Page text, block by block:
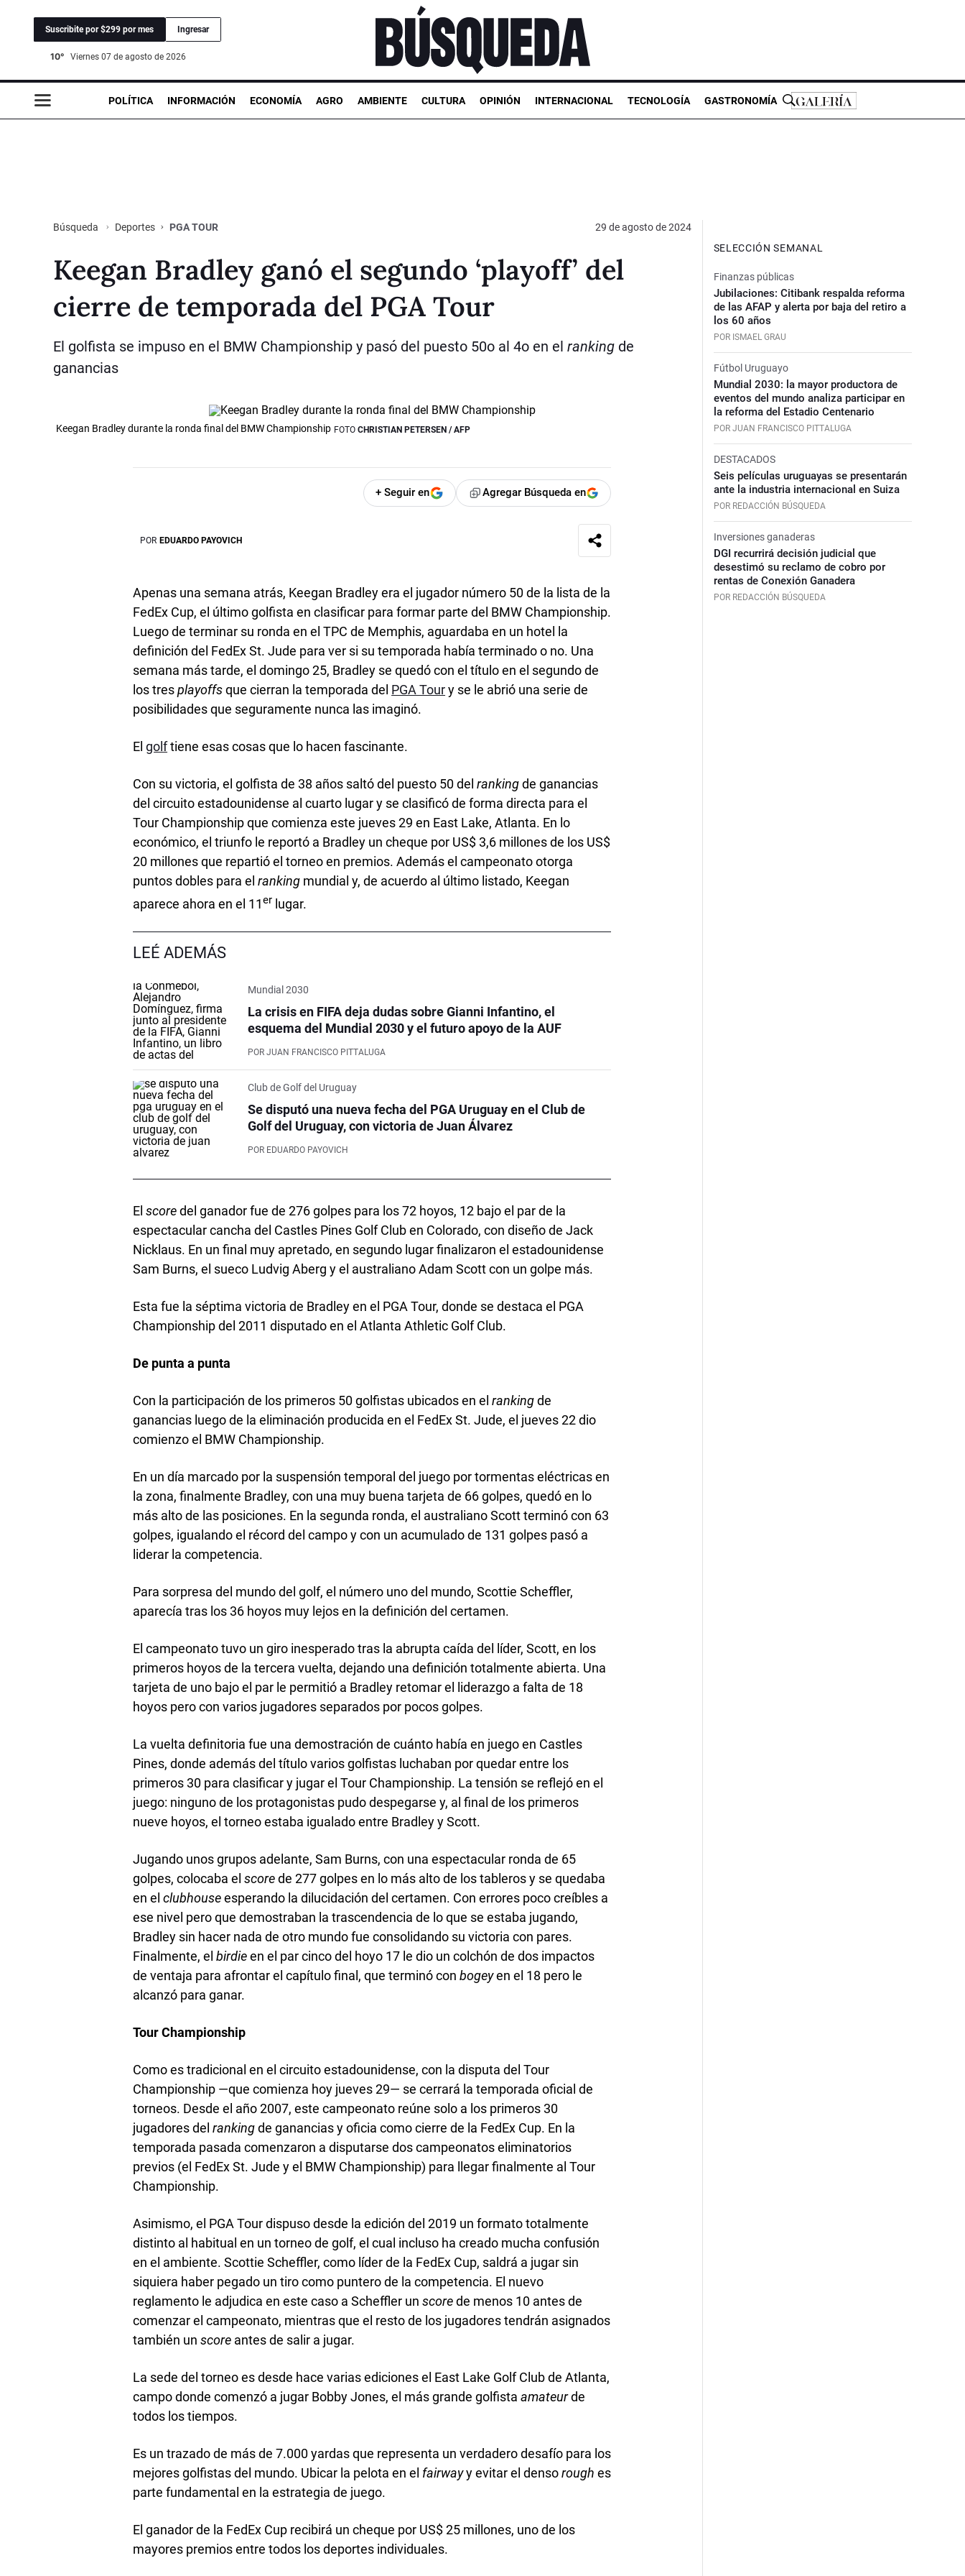
Suscribite por $299 por mes Ingresar
10° viernes 07 de agosto de 2026
POLÍTICA INFORMACIÓN ECONOMÍA AGRO AMBIENTE CULTURA OPINIÓN INTERNACIONAL TECNOLOGÍA GASTRONOMÍA
Búsqueda Deportes PGA TOUR 29 de agosto de 2024
Keegan Bradley ganó el segundo ‘playoff’ del
cierre de temporada del PGA Tour
El golfista se impuso en el BMW Championship y pasó del puesto 50o al 4o en el ranking de
ganancias
Keegan Bradley durante la ronda final del BMW Championship FOTO CHRISTIAN PETERSEN / AFP
+ Seguir en Agregar Búsqueda en
POR EDUARDO PAYOVICH
Apenas una semana atrás, Keegan Bradley era el jugador número 50 de la lista de la
FedEx Cup, el último golfista en clasificar para formar parte del BMW Championship.
Luego de terminar su ronda en el TPC de Memphis, aguardaba en un hotel la
definición del FedEx St. Jude para ver si su temporada había terminado o no. Una
semana más tarde, el domingo 25, Bradley se quedó con el título en el segundo de
los tresplayoffsque cierran la temporada del PGA Toury se le abrió una serie de
posibilidades que seguramente nunca las imaginó.
Elgolftiene esas cosas que lo hacen fascinante.
Con su victoria, el golfista de 38 años saltó del puesto 50 delrankingde ganancias
del circuito estadounidense al cuarto lugar y se clasificó de forma directa para el
Tour Championship que comienza este jueves 29 en East Lake, Atlanta. En lo
económico, el triunfo le reportó a Bradley un cheque por US$ 3,6 millones de los US$
20 millones que repartió el torneo en premios. Además el campeonato otorga
puntos dobles para elranking mundial y, de acuerdo al último listado, Keegan
aparece ahora en el 11er lugar.
LEÉ ADEMÁS
Mundial 2030
La crisis en FIFA deja dudas sobre Gianni Infantino, el
esquema del Mundial 2030 y el futuro apoyo de la AUF
POR JUAN FRANCISCO PITTALUGA
Club de Golf del Uruguay
Se disputó una nueva fecha del PGA Uruguay en el Club de
Golf del Uruguay, con victoria de Juan Álvarez
POR EDUARDO PAYOVICH
Elscoredel ganador fue de 276 golpes para los 72 hoyos, 12 bajo el par de la
espectacular cancha del Castles Pines Golf Club en Colorado, con diseño de Jack
Nicklaus. En un final muy apretado, en segundo lugar finalizaron el estadounidense
Sam Burns, el sueco Ludvig Aberg y el australiano Adam Scott con un golpe más.
Esta fue la séptima victoria de Bradley en el PGA Tour, donde se destaca el PGA
Championship del 2011 disputado en el Atlanta Athletic Golf Club.
De punta a punta
Con la participación de los primeros 50 golfistas ubicados en elrankingde
ganancias luego de la eliminación producida en el FedEx St. Jude, el jueves 22 dio
comienzo el BMW Championship.
En un día marcado por la suspensión temporal del juego por tormentas eléctricas en
la zona, finalmente Bradley, con una muy buena tarjeta de 66 golpes, quedó en lo
más alto de las posiciones. En la segunda ronda, el australiano Scott terminó con 63
golpes, igualando el récord del campo y con un acumulado de 131 golpes pasó a
liderar la competencia.
Para sorpresa del mundo del golf, el número uno del mundo, Scottie Scheffler,
aparecía tras los 36 hoyos muy lejos en la definición del certamen.
El campeonato tuvo un giro inesperado tras la abrupta caída del líder, Scott, en los
primeros hoyos de la tercera vuelta, dejando una definición totalmente abierta. Una
tarjeta de uno bajo el par le permitió a Bradley retomar el liderazgo a falta de 18
hoyos pero con varios jugadores separados por pocos golpes.
La vuelta definitoria fue una demostración de cuánto había en juego en Castles
Pines, donde además del título varios golfistas luchaban por quedar entre los
primeros 30 para clasificar y jugar el Tour Championship. La tensión se reflejó en el
juego: ninguno de los protagonistas pudo despegarse y, al final de los primeros
nueve hoyos, el torneo estaba igualado entre Bradley y Scott.
Jugando unos grupos adelante, Sam Burns, con una espectacular ronda de 65
golpes, colocaba elscorede 277 golpes en lo más alto de los tableros y se quedaba
en elclubhouseesperando la dilucidación del certamen. Con errores poco creíbles a
ese nivel pero que demostraban la trascendencia de lo que se estaba jugando,
Bradley sin hacer nada de otro mundo fue consolidando su victoria con pares.
Finalmente, elbirdieen el par cinco del hoyo 17 le dio un colchón de dos impactos
de ventaja para afrontar el capítulo final, que terminó conbogeyen el 18 pero le
alcanzó para ganar.
Tour Championship
Como es tradicional en el circuito estadounidense, con la disputa del Tour
Championship —que comienza hoy jueves 29— se cerrará la temporada oficial de
torneos. Desde el año 2007, este campeonato reúne solo a los primeros 30
jugadores delrankingde ganancias y oficia como cierre de la FedEx Cup. En la
temporada pasada comenzaron a disputarse dos campeonatos eliminatorios
previos (el FedEx St. Jude y el BMW Championship) para llegar finalmente al Tour
Championship.
Asimismo, el PGA Tour dispuso desde la edición del 2019 un formato totalmente
distinto al habitual en un torneo de golf, el cual incluso ha creado mucha confusión
en el ambiente. Scottie Scheffler, como líder de la FedEx Cup, saldrá a jugar sin
siquiera haber pegado un tiro como puntero de la competencia. El nuevo
reglamento le adjudica en este caso a Scheffler unscorede menos 10 antes de
comenzar el campeonato, mientras que el resto de los jugadores tendrán asignados
también unscore antes de salir a jugar.
La sede del torneo es desde hace varias ediciones el East Lake Golf Club de Atlanta,
campo donde comenzó a jugar Bobby Jones, el más grande golfistaamateurde
todos los tiempos.
Es un trazado de más de 7.000 yardas que representa un verdadero desafío para los
mejores golfistas del mundo. Ubicar la pelota en el fairwayy evitar el densorough es
parte fundamental en la estrategia de juego.
El ganador de la FedEx Cup recibirá un cheque por US$ 25 millones, uno de los
mayores premios entre todos los deportes individuales.
SELECCIÓN SEMANAL
Finanzas públicas
Jubilaciones: Citibank respalda reforma
de las AFAP y alerta por baja del retiro a
los 60 años
POR ISMAEL GRAU
Fútbol Uruguayo
Mundial 2030: la mayor productora de
eventos del mundo analiza participar en
la reforma del Estadio Centenario
POR JUAN FRANCISCO PITTALUGA
DESTACADOS
Seis películas uruguayas se presentarán
ante la industria internacional en Suiza
POR REDACCIÓN BÚSQUEDA
Inversiones ganaderas
DGI recurrirá decisión judicial que
desestimó su reclamo de cobro por
rentas de Conexión Ganadera
POR REDACCIÓN BÚSQUEDA